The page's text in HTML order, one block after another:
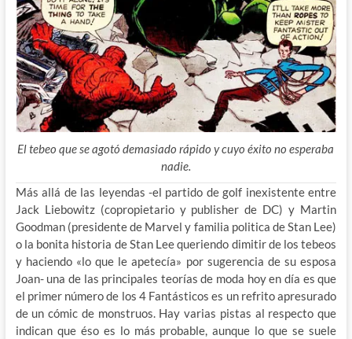
El tebeo que se agotó demasiado rápido y cuyo éxito no esperaba
nadie.
Más allá de las leyendas -el partido de golf inexistente entre
Jack Liebowitz (copropietario y publisher de DC) y Martin
Goodman (presidente de Marvel y familia politica de Stan Lee)
o la bonita historia de Stan Lee queriendo dimitir de los tebeos
y haciendo «lo que le apetecía» por sugerencia de su esposa
Joan- una de las principales teorías de moda hoy en día es que
el primer número de los 4 Fantásticos es un refrito apresurado
de un cómic de monstruos. Hay varias pistas al respecto que
indican que éso es lo más probable, aunque lo que se suele